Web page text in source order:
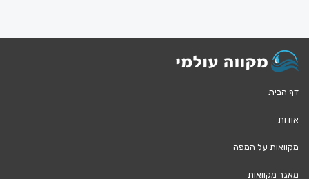
דף הבית
אודות
מקוואות על המפה
מאגר מקוואות